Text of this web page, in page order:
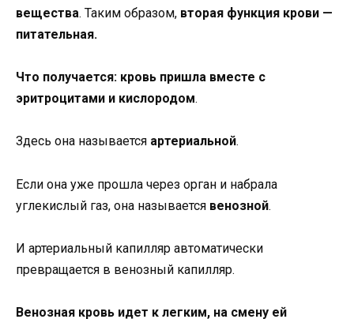
вещества. Таким образом, вторая функция крови —
питательная.
Что получается: кровь пришла вместе с
эритроцитами и кислородом.
Здесь она называется артериальной.
Если она уже прошла через орган и набрала
углекислый газ, она называется венозной.
И артериальный капилляр автоматически
превращается в венозный капилляр.
Венозная кровь идет к легким, на смену ей